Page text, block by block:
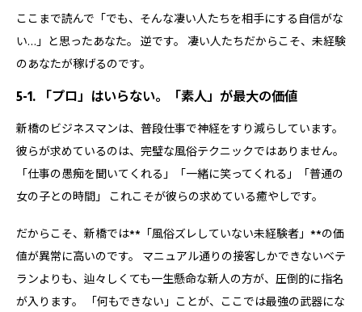
ここまで読んで「でも、そんな凄い人たちを相手にする自信がな
い…」と思ったあなた。 逆です。 凄い人たちだからこそ、未経験
のあなたが稼げるのです。
5-1. 「プロ」はいらない。「素人」が最大の価値
新橋のビジネスマンは、普段仕事で神経をすり減らしています。
彼らが求めているのは、完璧な風俗テクニックではありません。
「仕事の愚痴を聞いてくれる」「一緒に笑ってくれる」「普通の
女の子との時間」 これこそが彼らの求めている癒やしです。
だからこそ、新橋では**「風俗ズレしていない未経験者」**の価
値が異常に高いのです。 マニュアル通りの接客しかできないベテ
ランよりも、辿々しくても一生懸命な新人の方が、圧倒的に指名
が入ります。 「何もできない」ことが、ここでは最強の武器にな